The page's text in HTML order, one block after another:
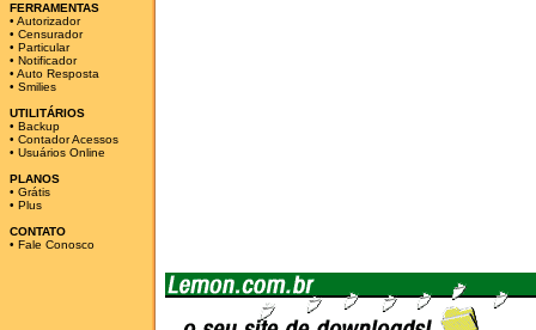
FERRAMENTAS
• Autorizador
• Censurador
• Particular
• Notificador
• Auto Resposta
• Smilies
UTILITÁRIOS
• Backup
• Contador Acessos
• Usuários Online
PLANOS
• Grátis
• Plus
CONTATO
• Fale Conosco